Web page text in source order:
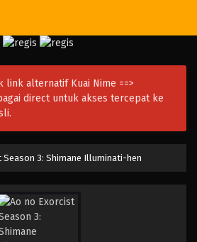
link alternatif Kuai Nime ==>
direct untuk akses tercepat ke
Season 3: Shimane Illuminati-hen